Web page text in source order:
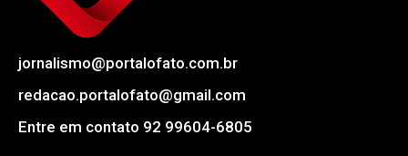
jornalismo@portalofato.com.br
redacao.portalofato@gmail.com
Entre em contato 92 99604-6805